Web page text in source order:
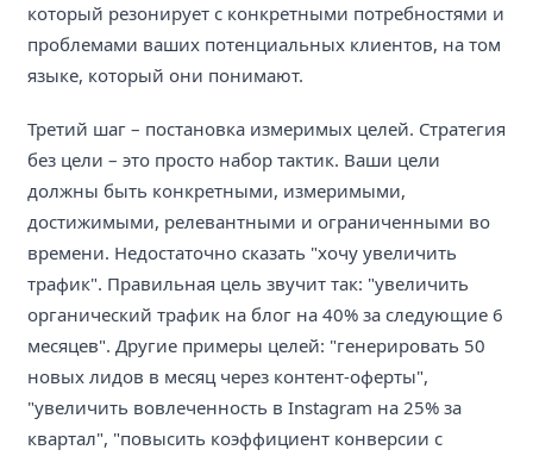
который резонирует с конкретными потребностями и
проблемами ваших потенциальных клиентов, на том
языке, который они понимают.
Третий шаг – постановка измеримых целей. Стратегия
без цели – это просто набор тактик. Ваши цели
должны быть конкретными, измеримыми,
достижимыми, релевантными и ограниченными во
времени. Недостаточно сказать "хочу увеличить
трафик". Правильная цель звучит так: "увеличить
органический трафик на блог на 40% за следующие 6
месяцев". Другие примеры целей: "генерировать 50
новых лидов в месяц через контент-оферты",
"увеличить вовлеченность в Instagram на 25% за
квартал", "повысить коэффициент конверсии с